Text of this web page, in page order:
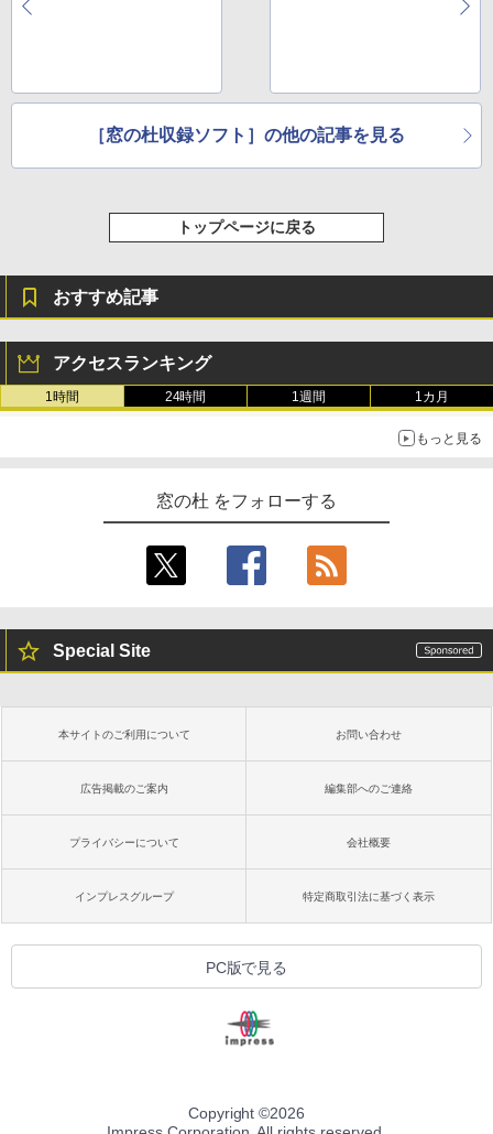
［窓の杜収録ソフト］の他の記事を見る
トップページに戻る
おすすめ記事
アクセスランキング
1時間 24時間 1週間 1カ月
もっと見る
窓の杜 をフォローする
Special Site
本サイトのご利用について お問い合わせ
広告掲載のご案内 編集部へのご連絡
プライバシーについて 会社概要
インプレスグループ 特定商取引法に基づく表示
PC版で見る
Copyright ©2026